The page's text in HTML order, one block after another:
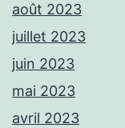
août 2023
juillet 2023
juin 2023
mai 2023
avril 2023